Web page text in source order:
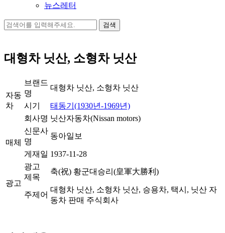
뉴스레터
검
대형차 닛산, 소형차 닛산
자동
차
브랜드
명
대형차 닛산, 소형차 닛산
시기
태동기(1930년-1969년)
회사명 닛산자동차(Nissan motors)
매체
신문사
명
동아일보
게재일 1937-11-28
광고
광고
제목
축(祝) 황군대승리(皇軍大勝利)
주제어
대형차 닛산, 소형차 닛산, 승용차, 택시, 닛산 자
동차 판매 주식회사